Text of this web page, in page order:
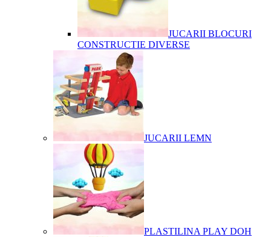
JUCARII BLOCURI
CONSTRUCTIE DIVERSE
JUCARII LEMN
PLASTILINA PLAY DOH